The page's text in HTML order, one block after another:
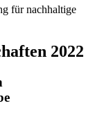
für nachhaltige
2022